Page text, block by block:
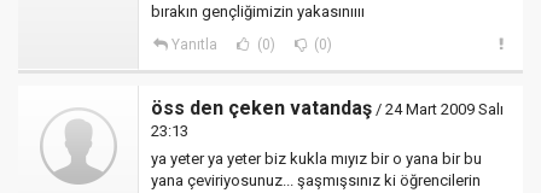
bırakın gençliğimizin yakasınıııı
Yanıtla (0) (0)
öss den çeken vatandaş / 24 Mart 2009 Salı
23:13
ya yeter ya yeter biz kukla mıyız bir o yana bir bu
yana çeviriyosunuz... şaşmışsınız ki öğrencilerin